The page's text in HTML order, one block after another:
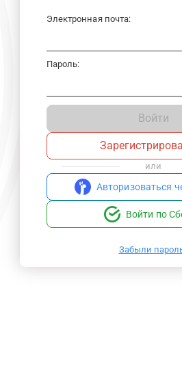
Электронная почта:
Пароль:
Войти
или
Авторизоваться
Войти по
Забыли